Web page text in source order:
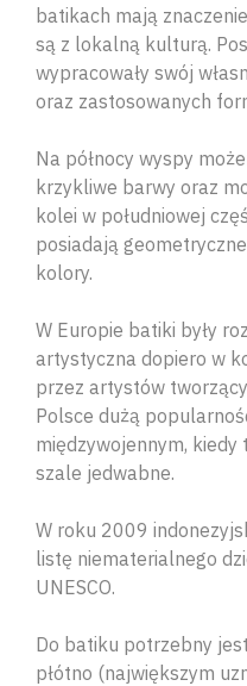
batikach mają
są z lokalną kulturą.
wypracowały swój
oraz zastosowanych
Na północy wyspy
krzykliwe barwy oraz
kolei w południowej
posiadają
kolory.
W Europie batiki były
artystyczna dopiero w
przez artystów
Polsce dużą
międzywojennym,
szale jedwabne.
W roku 2009
listę niematerialnego
UNESCO.
Do batiku potrzebny
płótno (największym